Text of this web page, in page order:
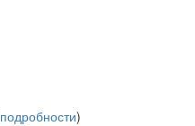
подробности)